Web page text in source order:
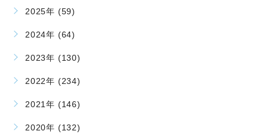
2025年 (59)
2024年 (64)
2023年 (130)
2022年 (234)
2021年 (146)
2020年 (132)